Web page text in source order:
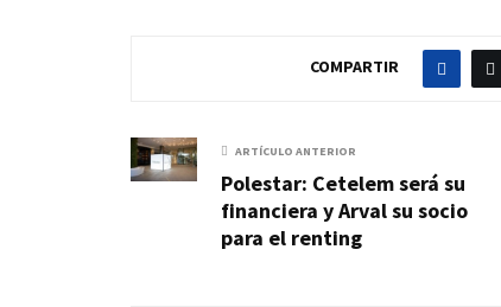
COMPARTIR
ARTÍCULO ANTERIOR
Polestar: Cetelem será su
financiera y Arval su socio
para el renting